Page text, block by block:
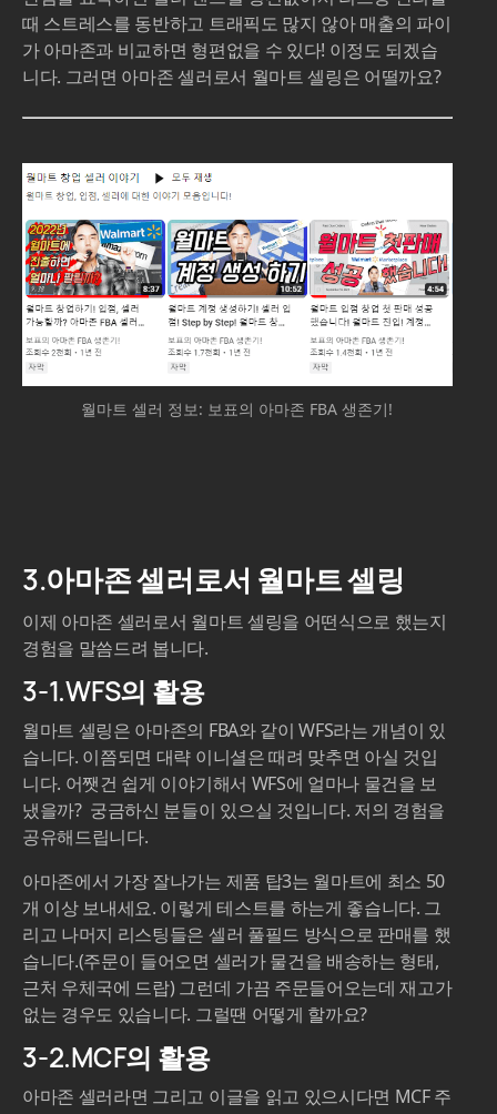
때 스트레스를 동반하고 트래픽도 많지 않아 매출의 파이
가 아마존과 비교하면 형편없을 수 있다! 이정도 되겠습
니다. 그러면 아마존 셀러로서 월마트 셀링은 어떨까요?
월마트 셀러 정보: 보표의 아마존 FBA 생존기!
3.아마존 셀러로서 월마트 셀링
이제 아마존 셀러로서 월마트 셀링을 어떤식으로 했는지
경험을 말씀드려 봅니다.
3-1.WFS의 활용
월마트 셀링은 아마존의 FBA와 같이 WFS라는 개념이 있
습니다. 이쯤되면 대략 이니셜은 때려 맞추면 아실 것입
니다. 어쨋건 쉽게 이야기해서 WFS에 얼마나 물건을 보
냈을까? 궁금하신 분들이 있으실 것입니다. 저의 경험을
공유해드립니다.
아마존에서 가장 잘나가는 제품 탑3는 월마트에 최소 50
개 이상 보내세요. 이렇게 테스트를 하는게 좋습니다. 그
리고 나머지 리스팅들은 셀러 풀필드 방식으로 판매를 했
습니다.(주문이 들어오면 셀러가 물건을 배송하는 형태,
근처 우체국에 드랍) 그런데 가끔 주문들어오는데 재고가
없는 경우도 있습니다. 그럴땐 어떻게 할까요?
3-2.MCF의 활용
아마존 셀러라면 그리고 이글을 읽고 있으시다면 MCF 주